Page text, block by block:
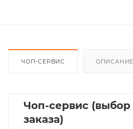
ЧОП-СЕРВИС ОПИСАНИЕ
Чоп-сервис
заказа)